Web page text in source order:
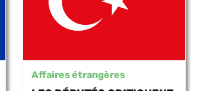
Affaires étrangères